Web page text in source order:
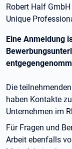
Robert Half GmbH
Unique
Eine Anmeldung
Die
haben Kontakte
Unternehmen im
Für Fragen und
Arbeit ebenfalls